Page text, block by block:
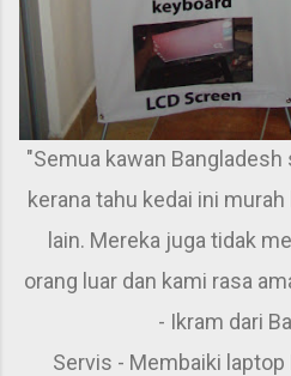
"Semua kawan Bangladesh
kerana tahu kedai ini
lain. Mereka juga tidak
orang luar dan kami rasa
- Ikram dari
Servis - Membaiki laptop